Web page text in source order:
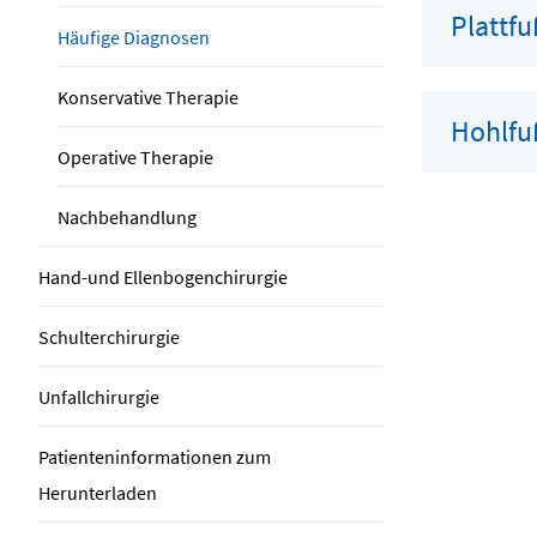
Häufige Diagnosen
Konservative Therapie
Operative Therapie
Nachbehandlung
Hand-und Ellenbogenchirurgie
Schulterchirurgie
Unfallchirurgie
Patienteninformationen zum
Herunterladen